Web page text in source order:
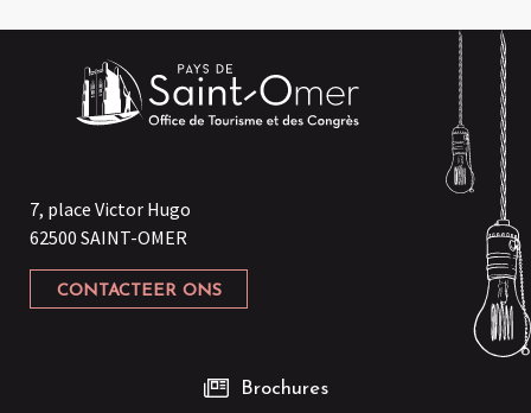
7, place Victor Hugo
62500 SAINT-OMER
CONTACTEER ONS
Brochures